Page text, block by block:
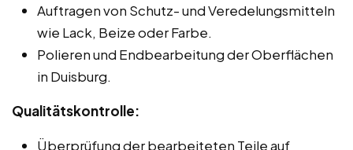
Auftragen von Schutz- und Veredelungsmitteln
wie Lack, Beize oder Farbe.
Polieren und Endbearbeitung der Oberflächen
in Duisburg.
Qualitätskontrolle:
Überprüfung der bearbeiteten Teile auf